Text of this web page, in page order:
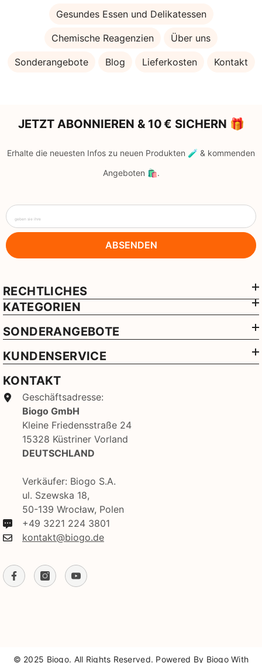
Gesundes Essen und Delikatessen
Chemische Reagenzien Über uns
Sonderangebote Blog Lieferkosten Kontakt
JETZT ABONNIEREN & 10 € SICHERN 🎁
Erhalte die neuesten Infos zu neuen Produkten 🧪 & kommenden
Angeboten 🛍️.
geben sie ihre
ABSENDEN
RECHTLICHES
KATEGORIEN
SONDERANGEBOTE
KUNDENSERVICE
KONTAKT
Geschäftsadresse:
Biogo GmbH
Kleine Friedensstraße 24
15328 Küstriner Vorland
DEUTSCHLAND
Verkäufer: Biogo S.A.
ul. Szewska 18,
50-139 Wrocław, Polen
+49 3221 224 3801
kontakt@biogo.de
© 2025 Biogo. All Rights Reserved. Powered By Biogo With